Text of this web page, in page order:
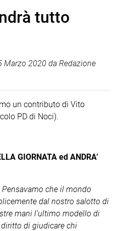
tutto
Marzo 2020 da Redazione
un contributo di Vito
PD di Noci).
GIORNATA ed ANDRA’
che il mondo
dal nostro salotto di
mani l’ultimo modello di
di giudicare chi